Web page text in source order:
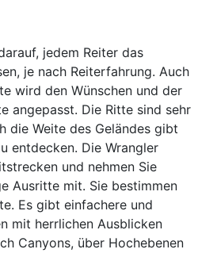
jedem Reiter das
je nach Reiterfahrung. Auch
wird den Wünschen und der
angepasst. Die Ritte sind sehr
die Weite des Geländes gibt
entdecken. Die Wrangler
und nehmen Sie
Ausritte mit. Sie bestimmen
Es gibt einfachere und
mit herrlichen Ausblicken
Canyons, über Hochebenen